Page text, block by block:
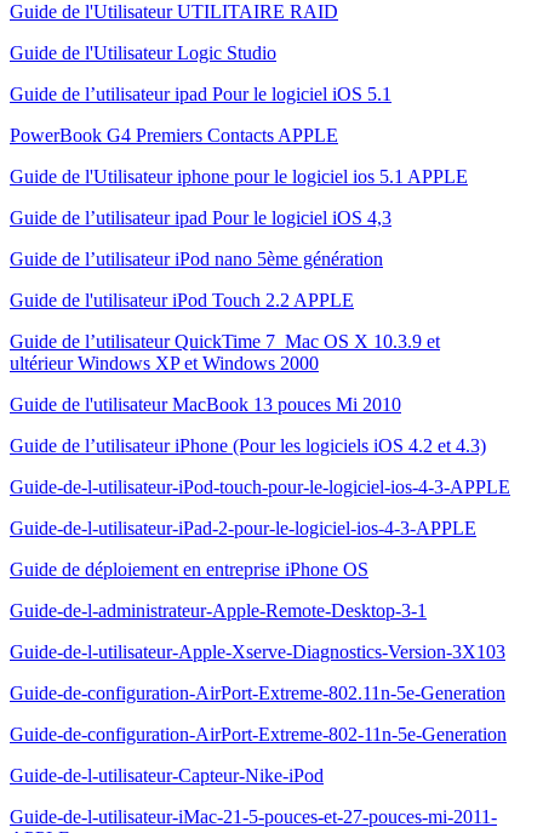
Guide de l'Utilisateur UTILITAIRE RAID
Guide de l'Utilisateur Logic Studio
Guide de l’utilisateur ipad Pour le logiciel iOS 5.1
PowerBook G4 Premiers Contacts APPLE
Guide de l'Utilisateur iphone pour le logiciel ios 5.1 APPLE
Guide de l’utilisateur ipad Pour le logiciel iOS 4,3
Guide de l’utilisateur iPod nano 5ème génération
Guide de l'utilisateur iPod Touch 2.2 APPLE
Guide de l’utilisateur QuickTime 7 Mac OS X 10.3.9 et
ultérieur Windows XP et Windows 2000
Guide de l'utilisateur MacBook 13 pouces Mi 2010
Guide de l’utilisateur iPhone (Pour les logiciels iOS 4.2 et 4.3)
Guide-de-l-utilisateur-iPod-touch-pour-le-logiciel-ios-4-3-APPLE
Guide-de-l-utilisateur-iPad-2-pour-le-logiciel-ios-4-3-APPLE
Guide de déploiement en entreprise iPhone OS
Guide-de-l-administrateur-Apple-Remote-Desktop-3-1
Guide-de-l-utilisateur-Apple-Xserve-Diagnostics-Version-3X103
Guide-de-configuration-AirPort-Extreme-802.11n-5e-Generation
Guide-de-configuration-AirPort-Extreme-802-11n-5e-Generation
Guide-de-l-utilisateur-Capteur-Nike-iPod
Guide-de-l-utilisateur-iMac-21-5-pouces-et-27-pouces-mi-2011-